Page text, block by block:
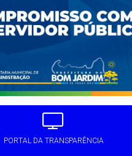
PORTAL DA TRANSPARÊNCIA